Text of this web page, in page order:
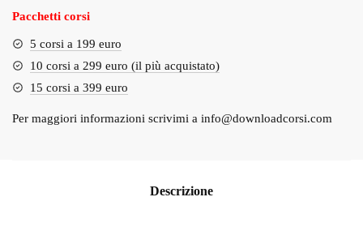
Pacchetti corsi
5 corsi a 199 euro
10 corsi a 299 euro (il più acquistato)
15 corsi a 399 euro
Per maggiori informazioni scrivimi a info@downloadcorsi.com
Descrizione